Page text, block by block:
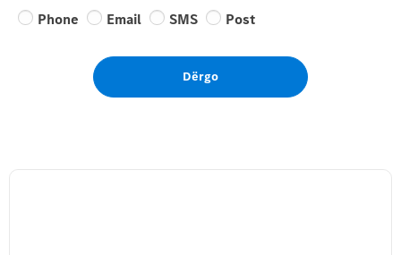
Phone
Email SMS Post
Dërgo